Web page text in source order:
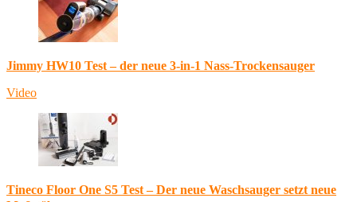
Jimmy HW10 Test – der neue 3-in-1 Nass-Trockensauger
Video
Tineco Floor One S5 Test – Der neue Waschsauger setzt neue